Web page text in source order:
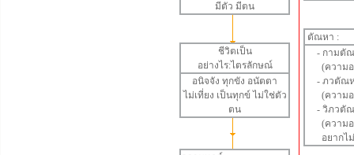
มีตัว มีตน
ชีวิตเป็น
อย่างไร:ไตรลักษณ์
อนิจจัง ทุกขัง อนัตตา
ไม่เที่ยง เป็นทุกข์ ไม่ใช่ตัว
ตน
ตัณหา :
- กามตั
(ความอ
- ภวตัณ
(ความอ
- วิภวตั
(ความอ
อยากไม่